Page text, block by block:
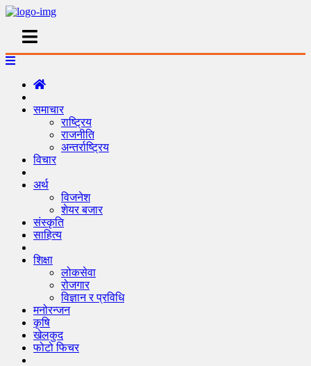
समाचार
राष्ट्रिय
राजनीति
अन्तर्राष्ट्रिय
विचार
अर्थ
विजनेश
शेयर बजार
संस्कृति
साहित्य
शिक्षा
लोकसेवा
रोजगार
विज्ञान र प्रविधि
मनोरन्जन
कृषि
खेलकुद
फोटो फिचर